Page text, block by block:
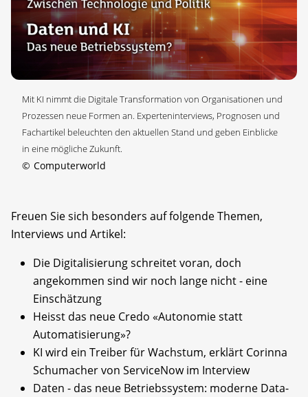
Mit KI nimmt die Digitale Transformation von Organisationen und
Prozessen neue Formen an. Experteninterviews, Prognosen und
Fachartikel beleuchten den aktuellen Stand und geben Einblicke
in eine mögliche Zukunft.
© Computerworld
Freuen Sie sich besonders auf folgende Themen,
Interviews und Artikel:
Die Digitalisierung schreitet voran, doch
angekommen sind wir noch lange nicht - eine
Einschätzung
Heisst das neue Credo «Autonomie statt
Automatisierung»?
KI wird ein Treiber für Wachstum, erklärt Corinna
Schumacher von ServiceNow im Interview
Daten - das neue Betriebssystem: moderne Data-